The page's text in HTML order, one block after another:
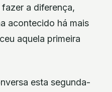
a diferença,
acontecido há mais
aquela primeira
esta segunda-